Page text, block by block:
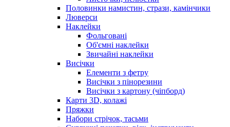
Половинки намистин, стрази, камінчики
Люверси
Наклейки
Фольговані
Об'ємні наклейки
Звичайні наклейки
Висічки
Елементи з фетру
Висічки з пінорезини
Висічки з картону (чіпборд)
Карти 3D, колажі
Пряжки
Набори стрічок, тасьми